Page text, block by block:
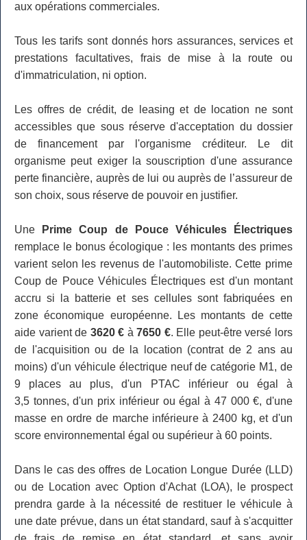
aux opérations commerciales.
Tous les tarifs sont donnés hors assurances, services et
prestations facultatives, frais de mise à la route ou
d'immatriculation, ni option.
Les offres de crédit, de leasing et de location ne sont
accessibles que sous réserve d'acceptation du dossier
de financement par l'organisme créditeur. Le dit
organisme peut exiger la souscription d'une assurance
perte financière, auprès de lui ou auprès de l’assureur de
son choix, sous réserve de pouvoir en justifier.
Une
Prime Coup de Pouce Véhicules Électriques
remplace le bonus écologique : les montants des primes
varient selon les revenus de l'automobiliste. Cette prime
Coup de Pouce Véhicules Électriques est d'un montant
accru si la batterie et ses cellules sont fabriquées en
zone économique européenne. Les montants de cette
aide varient de 3620 € à7650 €. Elle peut-être versé lors
de l'acquisition ou de la location (contrat de 2 ans au
moins) d'un véhicule électrique neuf de catégorie M1, de
9 places au plus, d'un PTAC inférieur ou égal à
3,5 tonnes, d'un prix inférieur ou égal à 47 000 €, d'une
masse en ordre de marche inférieure à 2400 kg, et d'un
score environnemental égal ou supérieur à 60 points.
Dans le cas des offres de Location Longue Durée (LLD)
ou de Location avec Option d'Achat (LOA), le prospect
prendra garde à la nécessité de restituer le véhicule à
une date prévue, dans un état standard, sauf à s'acquitter